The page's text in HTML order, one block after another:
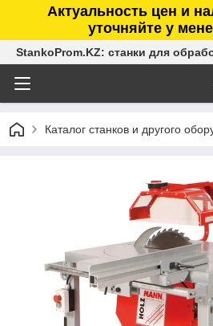
Актуальность цен и
уточняйте у
StankoProm.KZ: станки для
Каталог станков и другого